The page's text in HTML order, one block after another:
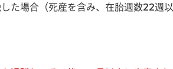
場合（死産を含み、在胎週数22週